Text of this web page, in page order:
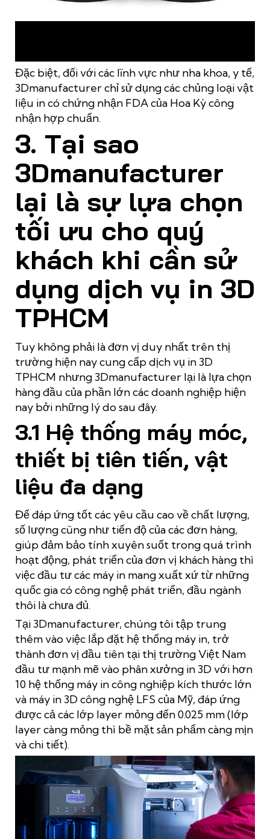
Đặc biệt, đối với các lĩnh vực như nha khoa, y tế,
3Dmanufacturer chỉ sử dụng các chủng loại vật
liệu in có chứng nhận FDA của Hoa Kỳ công
nhận hợp chuẩn.
3. Tại sao
3Dmanufacturer
lại là sự lựa chọn
tối ưu cho quý
khách khi cần sử
dụng dịch vụ in 3D
TPHCM
Tuy không phải là đơn vị duy nhất trên thị
trường hiện nay cung cấp dịch vụ in 3D
TPHCM nhưng 3Dmanufacturer lại là lựa chọn
hàng đầu của phần lớn các doanh nghiệp hiện
nay bởi những lý do sau đây.
3.1 Hệ thống máy móc,
thiết bị tiên tiến, vật
liệu đa dạng
Để đáp ứng tốt các yêu cầu cao về chất lượng,
số lượng cũng như tiến độ của các đơn hàng,
giúp đảm bảo tính xuyên suốt trong quá trình
hoạt động, phát triển của đơn vị khách hàng thì
việc đầu tư các máy in mang xuất xứ từ những
quốc gia có công nghệ phát triển, đầu ngành
thôi là chưa đủ.
Tại 3Dmanufacturer, chúng tôi tập trung
thêm vào việc lắp đặt hệ thống máy in, trở
thành đơn vị đầu tiên tại thị trường Việt Nam
đầu tư mạnh mẽ vào phân xưởng in 3D với hơn
10 hệ thống máy in công nghiệp kích thước lớn
và máy in 3D công nghệ LFS của Mỹ, đáp ứng
được cả các lớp layer mỏng đến 0.025 mm (lớp
layer càng mỏng thì bề mặt sản phẩm càng mịn
và chi tiết).